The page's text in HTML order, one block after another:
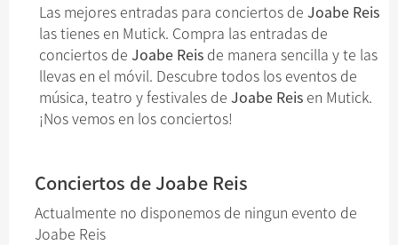
Las mejores entradas para conciertos de Joabe Reis
las tienes en Mutick. Compra las entradas de
conciertos de Joabe Reis de manera sencilla y te las
llevas en el móvil. Descubre todos los eventos de
música, teatro y festivales de Joabe Reis en Mutick.
¡Nos vemos en los conciertos!
Conciertos de Joabe Reis
Actualmente no disponemos de ningun evento de
Joabe Reis